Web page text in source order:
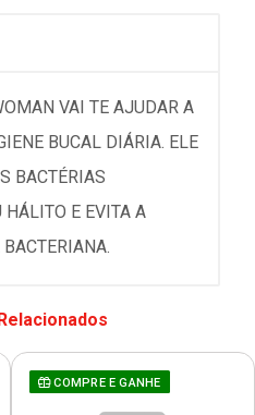
VAI TE AJUDAR A
BUCAL DIÁRIA. ELE
BACTÉRIAS
HÁLITO E EVITA A
COMPRE E GANHE